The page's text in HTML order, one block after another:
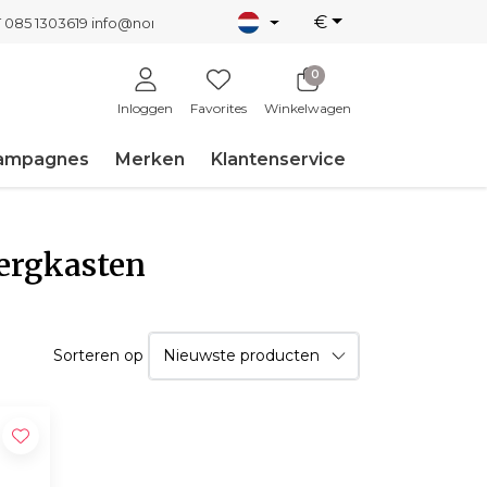
085 1303619 info@nordicnew.nl €
Inloggen Favorites
0
Winkelwagen
Merken Klantenservice
Sorteren op